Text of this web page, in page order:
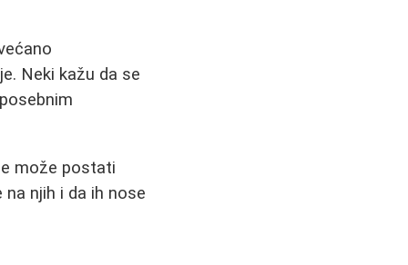
Neki kažu da se
može postati
njih i da ih nose